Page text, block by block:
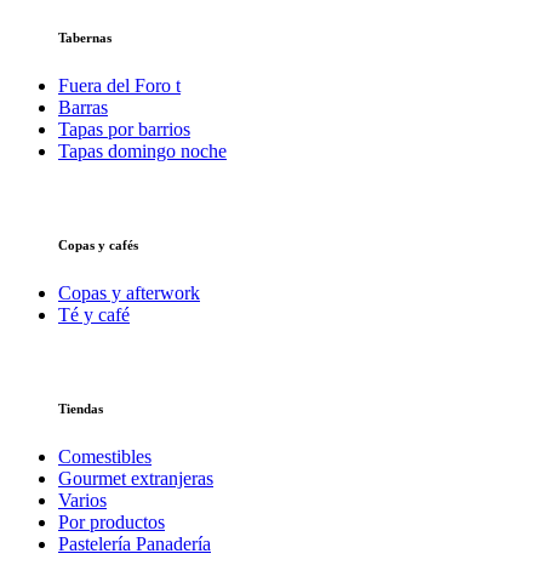
Tabernas
Fuera del Foro t
Barras
Tapas por barrios
Tapas domingo noche
Copas y cafés
Copas y afterwork
Té y café
Tiendas
Comestibles
Gourmet extranjeras
Varios
Por productos
Pastelería Panadería